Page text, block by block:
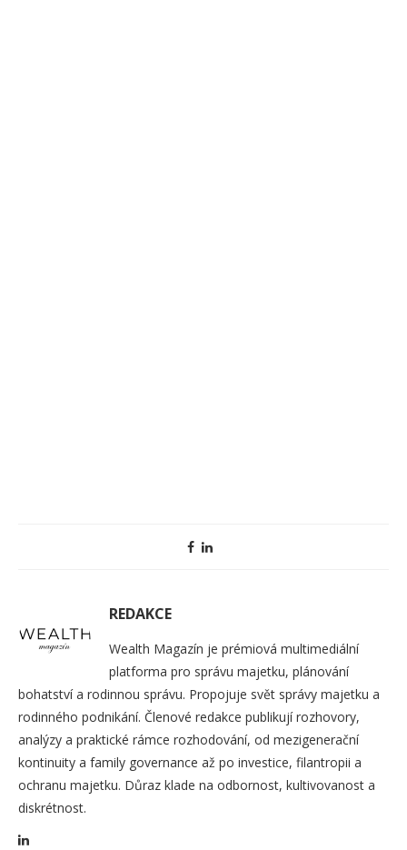
REDAKCE
Wealth Magazín je prémiová multimediální
platforma pro správu majetku, plánování
bohatství a rodinnou správu. Propojuje svět správy majetku a
rodinného podnikání. Členové redakce publikují rozhovory,
analýzy a praktické rámce rozhodování, od mezigenerační
kontinuity a family governance až po investice, filantropii a
ochranu majetku. Důraz klade na odbornost, kultivovanost a
diskrétnost.